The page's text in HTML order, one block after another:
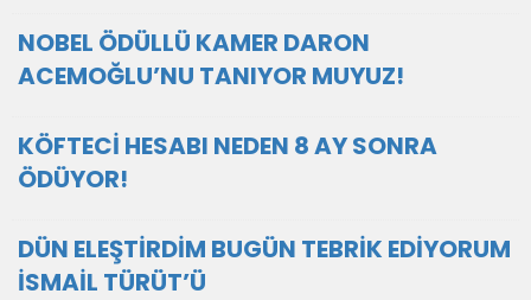
NOBEL ÖDÜLLÜ KAMER DARON
ACEMOĞLU’NU TANIYOR MUYUZ!
KÖFTECİ HESABI NEDEN 8 AY SONRA
ÖDÜYOR!
DÜN ELEŞTİRDİM BUGÜN TEBRİK EDİYORUM
İSMAİL TÜRÜT’Ü